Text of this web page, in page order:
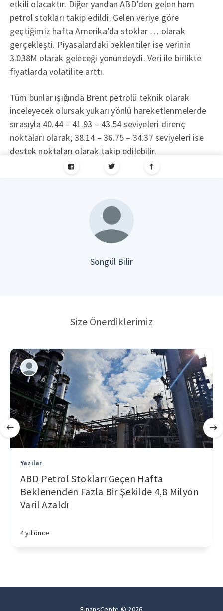
etkili olacaktır. Diğer yandan ABD’den gelen ham
petrol stokları takip edildi. Gelen veriye göre
geçtiğimiz hafta Amerika’da stoklar … olarak
gerçekleşti. Piyasalardaki beklentiler ise verinin
3.038M olarak geleceği yönündeydi. Veri ile birlikte
fiyatlarda volatilite arttı.
Tüm bunlar ışığında Brent petrolü teknik olarak
inceleyecek olursak yukarı yönlü hareketlenmelerde
sırasıyla 40.44 – 41.93 – 43.54 seviyeleri direnç
noktaları olarak; 38.14 – 36.75 – 34.37 seviyeleri ise
destek noktaları olarak takip edilebilir.
Songül Bilir
Size Önerdiklerimiz
Yazılar
ABD Petrol Stokları Geçen Hafta
Beklenenden Fazla Bir Şekilde 4,8 Milyon
Varil Azaldı
4 yıl önce
FinansCepte © 2026